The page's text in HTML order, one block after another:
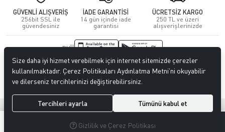
GÜVENLİ ALIŞVERİŞ
256bit SSL ile
güvendesiniz
İADE GARANTİSİ
14 gün içinde iade
garantisi
ÜCRETSİZ KARGO
250 TL ve üzeri
alışverişlerinizde
null
© 2023CENGİZ DERİ. Tüm hakları saklıdır.
Hipotenüs ®Yeni Nesil E-Ticaret Sistemleri ile Hazırlanmıştır.
Size daha iyi hizmet verebilmek için internet sitemizde çerezler
kullanılmaktadır. Çerez Politikaları Aydınlatma Metni’ni okuyabilir
ve dilerseniz tercihlerinizi değiştirebilirsiniz.
Tercihleri ayarla Tümünü kabul et
Gizlilik ve Çerez Politikası